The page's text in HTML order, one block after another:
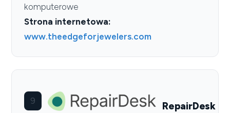
komputerowe
Strona internetowa:
www.theedgeforjewelers.com
9 RepairDesk